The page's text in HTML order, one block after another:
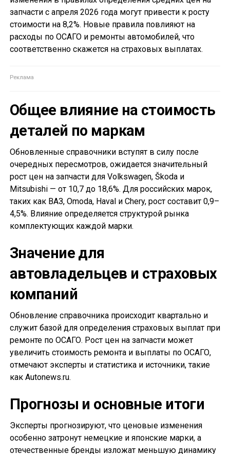
запчасти с апреля 2026 года могут привести к росту
стоимости на 8,2%. Новые правила повлияют на
расходы по ОСАГО и ремонты автомобилей, что
соответственно скажется на страховых выплатах.
Общее влияние на стоимость
деталей по маркам
Обновленные справочники вступят в силу после
очередных пересмотров, ожидается значительный
рост цен на запчасти для Volkswagen, Škoda и
Mitsubishi — от 10,7 до 18,6%. Для российских марок,
таких как ВАЗ, Omoda, Haval и Chery, рост составит 0,9–
4,5%. Влияние определяется структурой рынка
комплектующих каждой марки.
Значение для
автовладельцев и страховых
компаний
Обновление справочника происходит квартально и
служит базой для определения страховых выплат при
ремонте по ОСАГО. Рост цен на запчасти может
увеличить стоимость ремонта и выплаты по ОСАГО,
отмечают эксперты и статистика и источники, такие
как Autonews.ru.
Прогнозы и основные итоги
Эксперты прогнозируют, что ценовые изменения
особенно затронут немецкие и японские марки, а
отечественные бренды изложат меньшую динамику